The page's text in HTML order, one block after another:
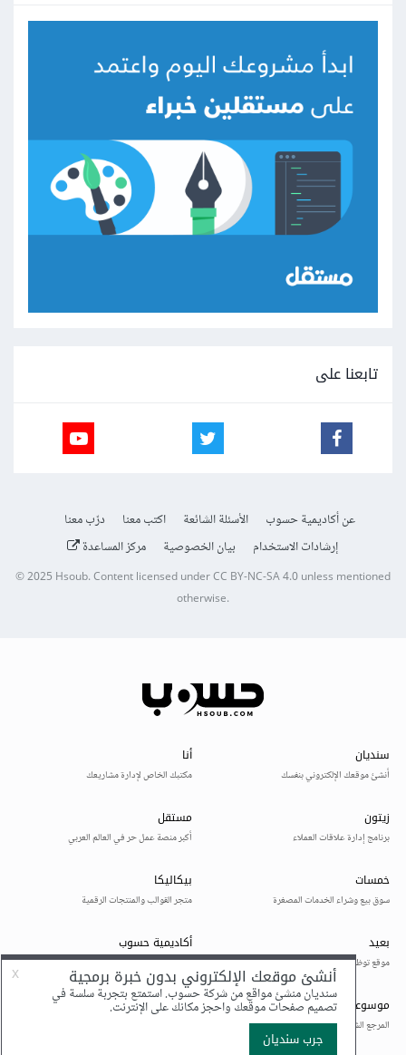
تابعنا على
عن أكاديمية حسوب الأسئلة الشائعة اكتب معنا
درّب معنا
إرشادات الاستخدام
بيان الخصوصية مركز المساعدة
© 2025Hsoub.Content licensed underCC BY-NC-SA 4.0unless mentioned
otherwise.